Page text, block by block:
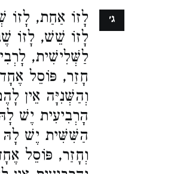
לָזוֹ אַחַת, לָזוֹ
לָזוֹ שֵׁשׁ, לָזוֹ
לַשְּׁלִישִׁית,
חָזַר, פּוֹסֵל
וְהַשְּׁנִיָּה אֵין
הָרְבִיעִית יֶשׁ
הַשִּׁשִּׁית יֶשׁ
וְחָזַר, פּוֹסֵל
ג׳